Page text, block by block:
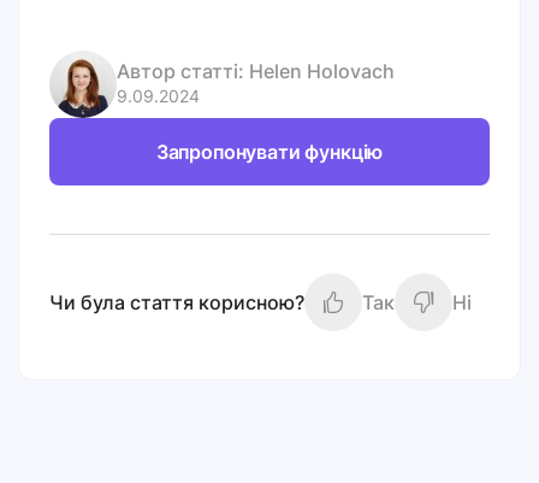
Автор статті: Helen Holovach
9.09.2024
Запропонувати функцію
Чи була стаття корисною? Так Ні